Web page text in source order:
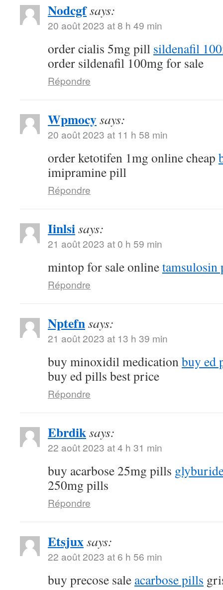
Nodcgfsays:
20 août 2023 at 8 h 49 min
order cialis 5mg pill sildenafil
order sildenafil 100mg for sale
Répondre
Wpmocysays:
20 août 2023 at 11 h 58 min
order ketotifen 1mg online cheap
imipramine pill
Répondre
Iinlsisays:
21 août 2023 at 0 h 59 min
mintop for sale onlinetamsulosin
Répondre
Nptefnsays:
21 août 2023 at 13 h 39 min
buy minoxidil medicationbuy ed
buy ed pills best price
Répondre
Ebrdiksays:
22 août 2023 at 4 h 31 min
buy acarbose 25mg pills
250mg pills
Répondre
Etsjuxsays:
22 août 2023 at 6 h 56 min
buy precose sale acarbose pills